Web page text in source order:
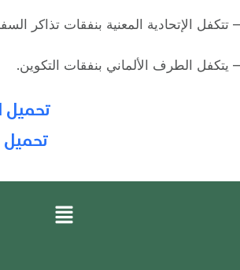
– تتكفل الإتحادية المعنية بنفقات تذاكر
– يتكفل الطرف الألماني بنفقات التكوين.
تحميل
تحميل